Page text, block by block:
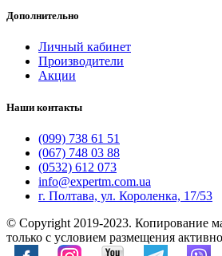
Дополнительно
Личный кабинет
Производители
Акции
Наши контакты
(099) 738 61 51
(067) 748 03 88
(0532) 612 073
info@expertm.com.ua
г. Полтава, ул. Короленка, 17/53
© Copyright 2019-2023. Копирование
только с условием размещения